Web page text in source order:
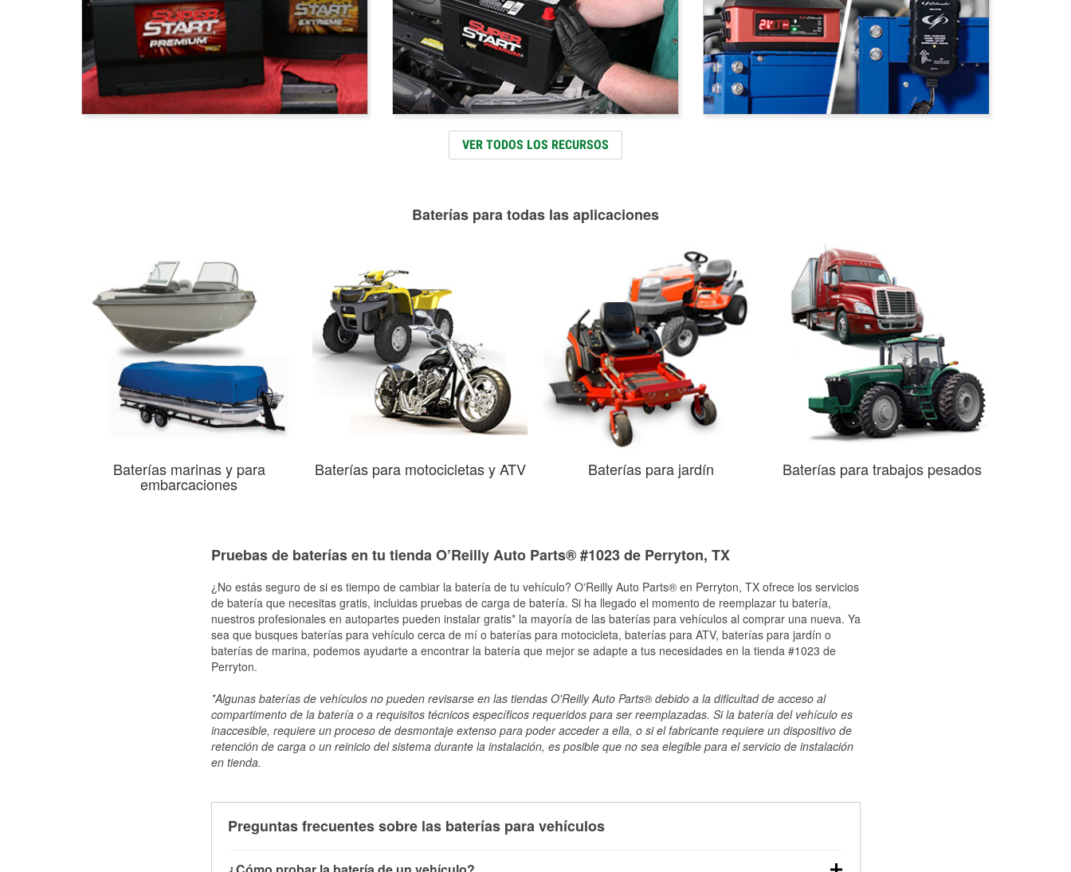
VER TODOS LOS RECURSOS
Baterías para todas las aplicaciones
Baterías marinas y para
embarcaciones
Baterías para motocicletas y ATV Baterías para jardín Baterías para trabajos pesados
Pruebas de baterías en tu tienda O’Reilly Auto Parts® #1023 de Perryton, TX
¿No estás seguro de si es tiempo de cambiar la batería de tu vehículo? O'Reilly Auto Parts® en Perryton, TX ofrece los servicios
de batería que necesitas gratis, incluidas pruebas de carga de batería. Si ha llegado el momento de reemplazar tu batería,
nuestros profesionales en autopartes pueden instalar gratis* la mayoría de las baterías para vehículos al comprar una nueva. Ya
sea que busques baterías para vehículo cerca de mí o baterías para motocicleta, baterías para ATV, baterías para jardín o
baterías de marina, podemos ayudarte a encontrar la batería que mejor se adapte a tus necesidades en la tienda #1023 de
Perryton.
*Algunas baterías de vehículos no pueden revisarse en las tiendas O'Reilly Auto Parts® debido a la dificultad de acceso al
compartimento de la batería o a requisitos técnicos específicos requeridos para ser reemplazadas. Si la batería del vehículo es
inaccesible, requiere un proceso de desmontaje extenso para poder acceder a ella, o si el fabricante requiere un dispositivo de
retención de carga o un reinicio del sistema durante la instalación, es posible que no sea elegible para el servicio de instalación
en tienda.
Preguntas frecuentes sobre las baterías para vehículos